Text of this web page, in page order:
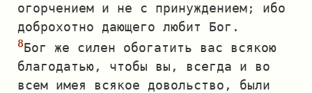
огорчением и не с принуждением; ибо
доброхотно дающего любит Бог.
Бог же силен обогатить вас всякою
благодатью, чтобы вы, всегда и во
всем имея всякое довольство, были